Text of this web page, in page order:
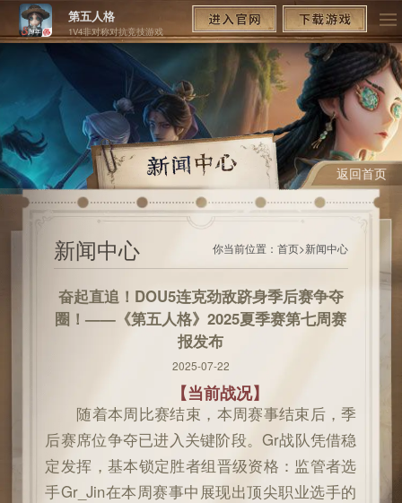
第五人格
1V4非对称对抗竞技游戏
返回首页
新闻中心 你当前位置：首页>新闻中心
奋起直追！DOU5连克劲敌跻身季后赛争夺
圈！——《第五人格》2025夏季赛第七周赛
报发布
2025-07-22
【当前战况】
随着本周比赛结束，本周赛事结束后，季
后赛席位争夺已进入关键阶段。Gr战队凭借稳
定发挥，基本锁定胜者组晋级资格：监管者选
手Gr_Jin在本周赛事中展现出顶尖职业选手的